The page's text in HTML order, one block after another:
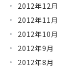
2012年12月
2012年11月
2012年10月
2012年9月
2012年8月